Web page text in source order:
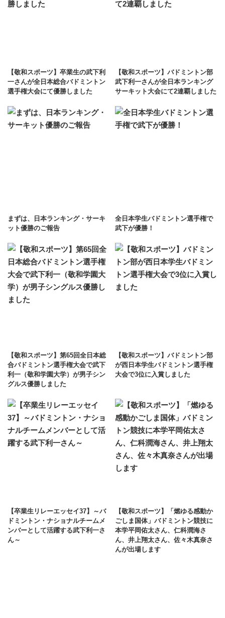
【敬和スポーツ】卒業生の武下利
一さんが全日本総合バドミントン
選手権大会にて優勝しました
【敬和スポーツ】バドミントン部
武下利一さんが全日本ランキング
サーキット大会にて2連覇しました
まずは、日本ランキング・サーキ
ット優勝のご報告
全日本学生バドミントン選手権で
武下が優勝！
【敬和スポーツ】第65回全日本総
合バドミントン選手権大会で武下
利一（敬和学園大学）が男子シン
グルス優勝しました
【敬和スポーツ】バドミントン部
が西日本学生バドミントン選手権
大会で3位に入賞しました
【卒業生リレーエッセイ37】～バ
ドミントン・ナショナルチームメ
ンバーとして活躍する武下利一さ
ん～
【敬和スポーツ】「燃ゆる感動か
ごしま国体」バドミントン競技に
本学平岡佑太さん、仁科潤海さ
ん、井上翔太さん、佐々木真奈さ
んが出場します